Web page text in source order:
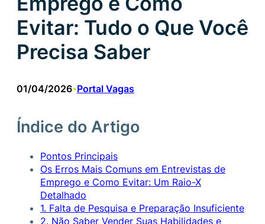
Evitar: Tudo o Que Você
Precisa Saber
01/04/2026•Portal Vagas
Índice do Artigo
Pontos Principais
Os Erros Mais Comuns em Entrevistas de
Emprego e Como Evitar: Um Raio-X
Detalhado
1. Falta de Pesquisa e Preparação Insuficiente
2. Não Saber Vender Suas Habilidades e